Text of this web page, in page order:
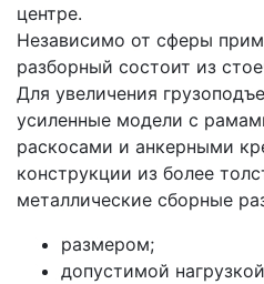
центре.
Независимо от сферы
разборный состоит из
Для увеличения
усиленные модели с
раскосами и анкерными
конструкции из более
металлические сборные
размером;
допустимой